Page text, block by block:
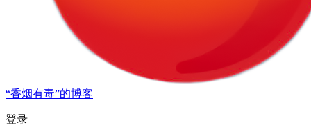
“香烟有毒”的博客
登录